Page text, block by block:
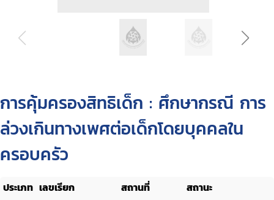
การคุ้มครองสิทธิเด็ก : ศึกษากรณี การ
ล่วงเกินทางเพศต่อเด็กโดยบุคคลใน
ครอบครัว
ประเภท เลขเรียก สถานที่
สถานะ